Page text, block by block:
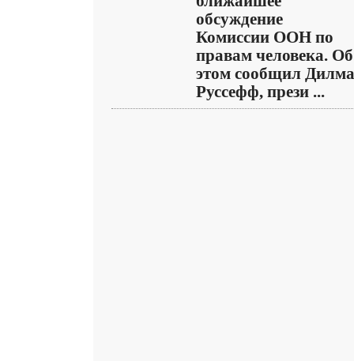
обсуждение
Комиссии ООН по
правам человека. Об
этом сообщил Дилма
Руссефф, прези ...